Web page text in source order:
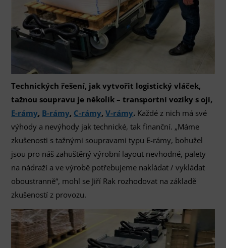
Technických řešení, jak vytvořit logistický vláček,
tažnou soupravu je několik – transportní vozíky s ojí,
E-rámy, B-rámy, C-rámy,V-rámy. Každé z nich má své
výhody a nevýhody jak technické, tak finanční. „Máme
zkušenosti s tažnými soupravami typu E-rámy, bohužel
jsou pro náš zahuštěný výrobní layout nevhodné, palety
na nádraží a ve výrobě potřebujeme nakládat / vykládat
oboustranně“, mohl se Jiří Rak rozhodovat na základě
zkušeností z provozu.